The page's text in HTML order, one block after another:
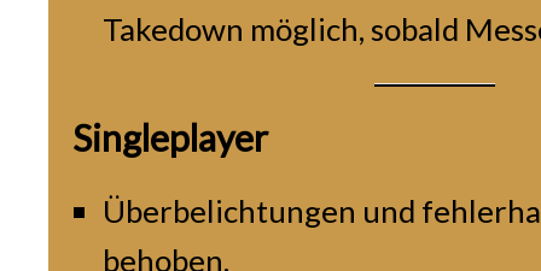
Takedown möglich, sobald
Singleplayer
Überbelichtungen und
behoben.